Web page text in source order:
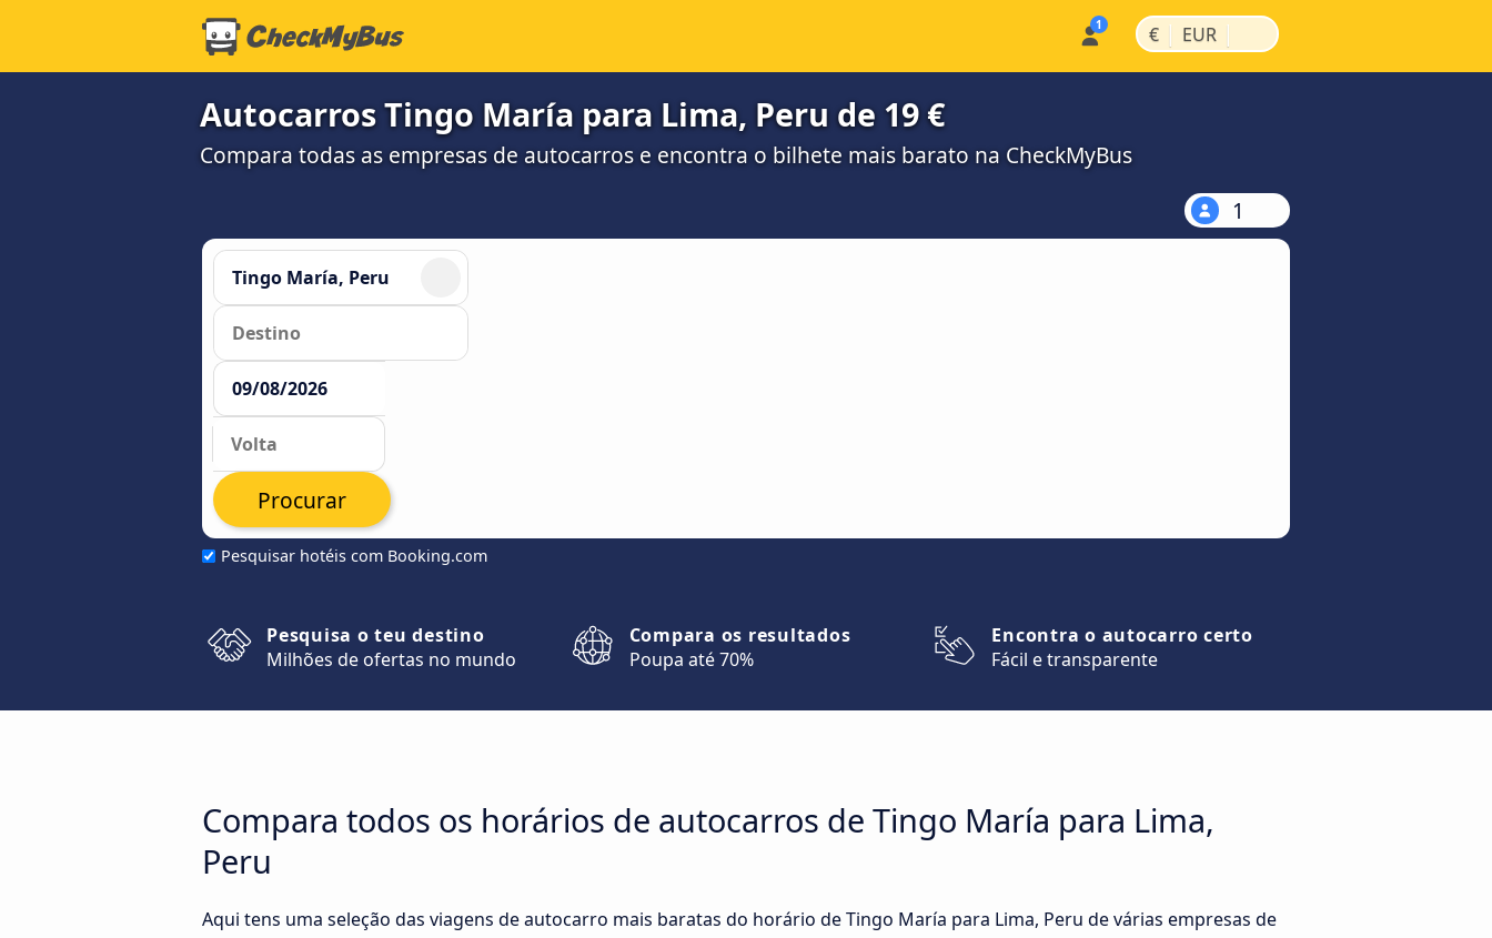
€ | EUR |
Autocarros Tingo María para Lima, Peru de 19 €
Compara todas as empresas de autocarros e encontra o bilhete mais barato na CheckMyBus
1
Pesquisar hotéis com Booking.com
Procurar
Pesquisa o teu destino
Milhões de ofertas no mundo
Compara os resultados
Poupa até 70%
Encontra o autocarro certo
Fácil e transparente
Compara todos os horários de autocarros de Tingo María para Lima,
Peru
Aqui tens uma seleção das viagens de autocarro mais baratas do horário de Tingo María para Lima, Peru de várias empresas de